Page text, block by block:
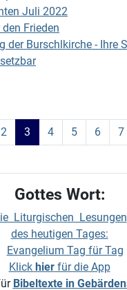
Juli 2022
Frieden
der Burschlkirche - Ihre
2 3 4 5 6 7
Gottes Wort:
Liturgischen Lesungen
des heutigen Tages:
Klick hierfür die App
Bibeltexte in